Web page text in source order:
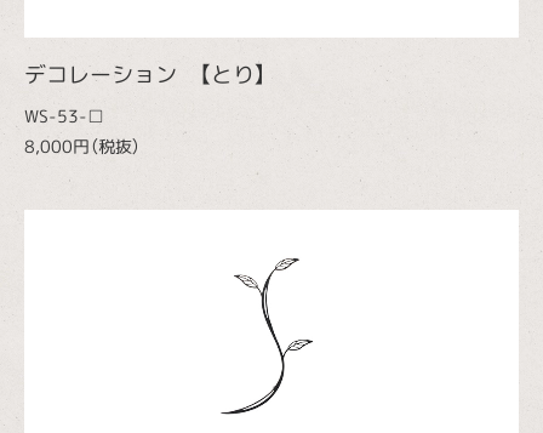
デコレーション 【とり】
WS-53-□
8,000円（税抜）